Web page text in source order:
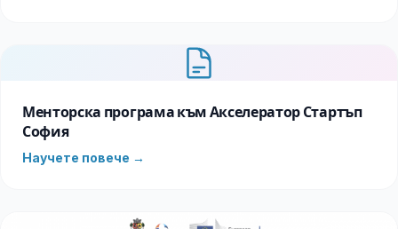
Менторска програма към Акселератор Стартъп
София
Научете повече →